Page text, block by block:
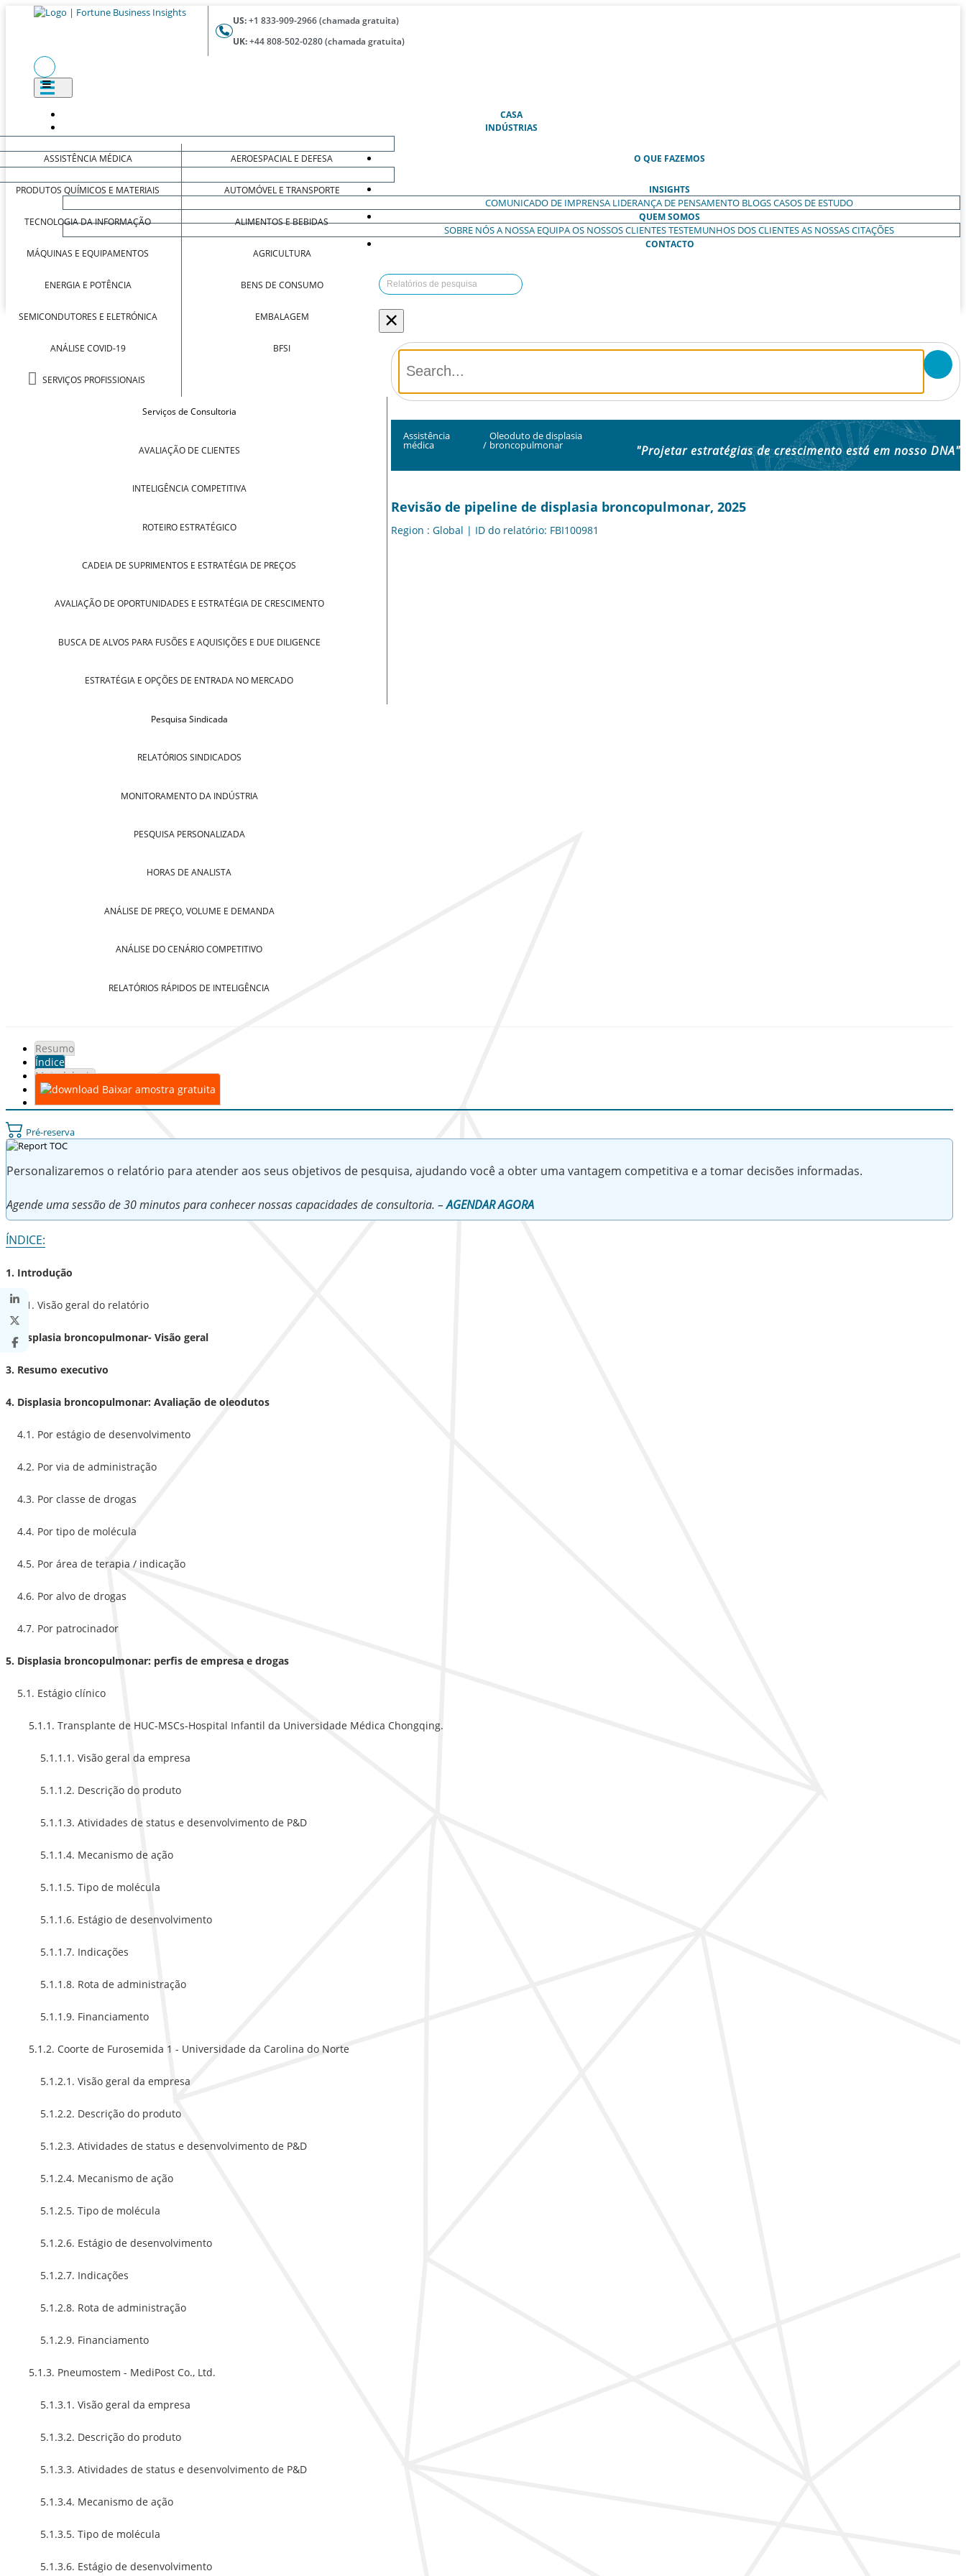
US:+1 833-909-2966 (chamada gratuita)
UK:+44 808-502-0280 (chamada gratuita)
CASA(ATUAL)
INDÚSTRIAS
ASSISTÊNCIA MÉDICA
PRODUTOS QUÍMICOS E MATERIAIS
TECNOLOGIA DA INFORMAÇÃO
MÁQUINAS E EQUIPAMENTOS
ENERGIA E POTÊNCIA
SEMICONDUTORES E ELETRÓNICA
ANÁLISE COVID-19
SERVIÇOS PROFISSIONAIS
AEROESPACIAL E DEFESA
AUTOMÓVEL E TRANSPORTE
ALIMENTOS E BEBIDAS
AGRICULTURA
BENS DE CONSUMO
EMBALAGEM
BFSI
O QUE FAZEMOS
Serviços de Consultoria
AVALIAÇÃO DE CLIENTES
INTELIGÊNCIA COMPETITIVA
ROTEIRO ESTRATÉGICO
CADEIA DE SUPRIMENTOS E ESTRATÉGIA DE PREÇOS
AVALIAÇÃO DE OPORTUNIDADES E ESTRATÉGIA DE CRESCIMENTO
BUSCA DE ALVOS PARA FUSÕES E AQUISIÇÕES E DUE DILIGENCE
ESTRATÉGIA E OPÇÕES DE ENTRADA NO MERCADO
Pesquisa Sindicada
RELATÓRIOS SINDICADOS
MONITORAMENTO DA INDÚSTRIA
PESQUISA PERSONALIZADA
HORAS DE ANALISTA
ANÁLISE DE PREÇO, VOLUME E DEMANDA
ANÁLISE DO CENÁRIO COMPETITIVO
RELATÓRIOS RÁPIDOS DE INTELIGÊNCIA
INSIGHTS
COMUNICADO DE IMPRENSA LIDERANÇA DE PENSAMENTO BLOGSCASOS DE ESTUDO
QUEM SOMOS
SOBRE NÓSA NOSSA EQUIPAOS NOSSOS CLIENTESTESTEMUNHOS DOS CLIENTESAS NOSSAS CITAÇÕES
CONTACTO
×
Assistência
médica /
Oleoduto de displasia
broncopulmonar "Projetar estratégias de crescimento está em nosso DNA"
Revisão de pipeline de displasia broncopulmonar, 2025
Region : Global | ID do relatório: FBI100981
Resumo
Índice
Metodologia
Baixar amostra gratuita
Pré-reserva
Personalizaremos o relatório para atender aos seus objetivos de pesquisa, ajudando você a obter uma vantagem competitiva e a tomar decisões informadas.
Agende uma sessão de 30 minutos para conhecer nossas capacidades de consultoria. –AGENDAR AGORA
ÍNDICE:
1. Introdução
1.1. Visão geral do relatório
2. Displasia broncopulmonar- Visão geral
3. Resumo executivo
4. Displasia broncopulmonar: Avaliação de oleodutos
4.1. Por estágio de desenvolvimento
4.2. Por via de administração
4.3. Por classe de drogas
4.4. Por tipo de molécula
4.5. Por área de terapia / indicação
4.6. Por alvo de drogas
4.7. Por patrocinador
5. Displasia broncopulmonar: perfis de empresa e drogas
5.1. Estágio clínico
5.1.1. Transplante de HUC-MSCs-Hospital Infantil da Universidade Médica Chongqing.
5.1.1.1. Visão geral da empresa
5.1.1.2. Descrição do produto
5.1.1.3. Atividades de status e desenvolvimento de P&D
5.1.1.4. Mecanismo de ação
5.1.1.5. Tipo de molécula
5.1.1.6. Estágio de desenvolvimento
5.1.1.7. Indicações
5.1.1.8. Rota de administração
5.1.1.9. Financiamento
5.1.2. Coorte de Furosemida 1 - Universidade da Carolina do Norte
5.1.2.1. Visão geral da empresa
5.1.2.2. Descrição do produto
5.1.2.3. Atividades de status e desenvolvimento de P&D
5.1.2.4. Mecanismo de ação
5.1.2.5. Tipo de molécula
5.1.2.6. Estágio de desenvolvimento
5.1.2.7. Indicações
5.1.2.8. Rota de administração
5.1.2.9. Financiamento
5.1.3. Pneumostem - MediPost Co., Ltd.
5.1.3.1. Visão geral da empresa
5.1.3.2. Descrição do produto
5.1.3.3. Atividades de status e desenvolvimento de P&D
5.1.3.4. Mecanismo de ação
5.1.3.5. Tipo de molécula
5.1.3.6. Estágio de desenvolvimento